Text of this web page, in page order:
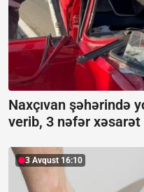
Naxçıvan şəhərində
verib, 3 nəfər xəsarət
3 Avqust 16:10